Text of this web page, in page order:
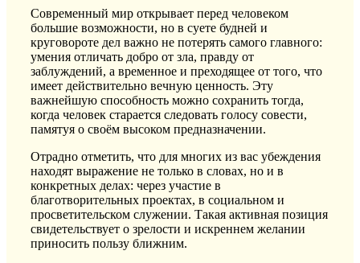
Современный мир открывает перед человеком
большие возможности, но в суете будней и
круговороте дел важно не потерять самого главного:
умения отличать добро от зла, правду от
заблуждений, а временное и преходящее от того, что
имеет действительно вечную ценность. Эту
важнейшую способность можно сохранить тогда,
когда человек старается следовать голосу совести,
памятуя о своём высоком предназначении.
Отрадно отметить, что для многих из вас убеждения
находят выражение не только в словах, но и в
конкретных делах: через участие в
благотворительных проектах, в социальном и
просветительском служении. Такая активная позиция
свидетельствует о зрелости и искреннем желании
приносить пользу ближним.